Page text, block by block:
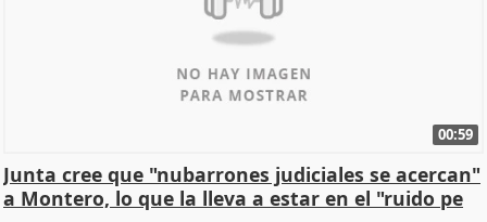
00:59
Junta cree que "nubarrones judiciales se acercan"
a Montero, lo que la lleva a estar en el "ruido pe